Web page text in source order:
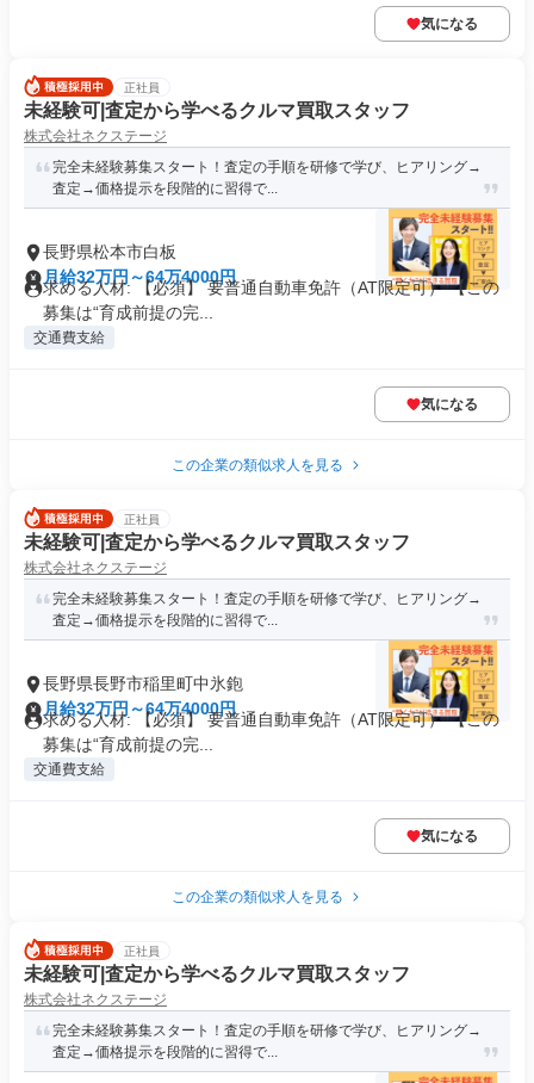
気になる
正社員
未経験可|査定から学べるクルマ買取スタッフ
株式会社ネクステージ
完全未経験募集スタート！査定の手順を研修で学び、ヒアリング→
査定→価格提示を段階的に習得で...
長野県松本市白板
月給32万円～64万4000円
求める人材: 【必須】 要普通自動車免許（AT限定可） 【この
募集は“育成前提の完...
交通費支給
気になる
この企業の類似求人を見る
正社員
未経験可|査定から学べるクルマ買取スタッフ
株式会社ネクステージ
完全未経験募集スタート！査定の手順を研修で学び、ヒアリング→
査定→価格提示を段階的に習得で...
長野県長野市稲里町中氷鉋
月給32万円～64万4000円
求める人材: 【必須】 要普通自動車免許（AT限定可） 【この
募集は“育成前提の完...
交通費支給
気になる
この企業の類似求人を見る
正社員
未経験可|査定から学べるクルマ買取スタッフ
株式会社ネクステージ
完全未経験募集スタート！査定の手順を研修で学び、ヒアリング→
査定→価格提示を段階的に習得で...